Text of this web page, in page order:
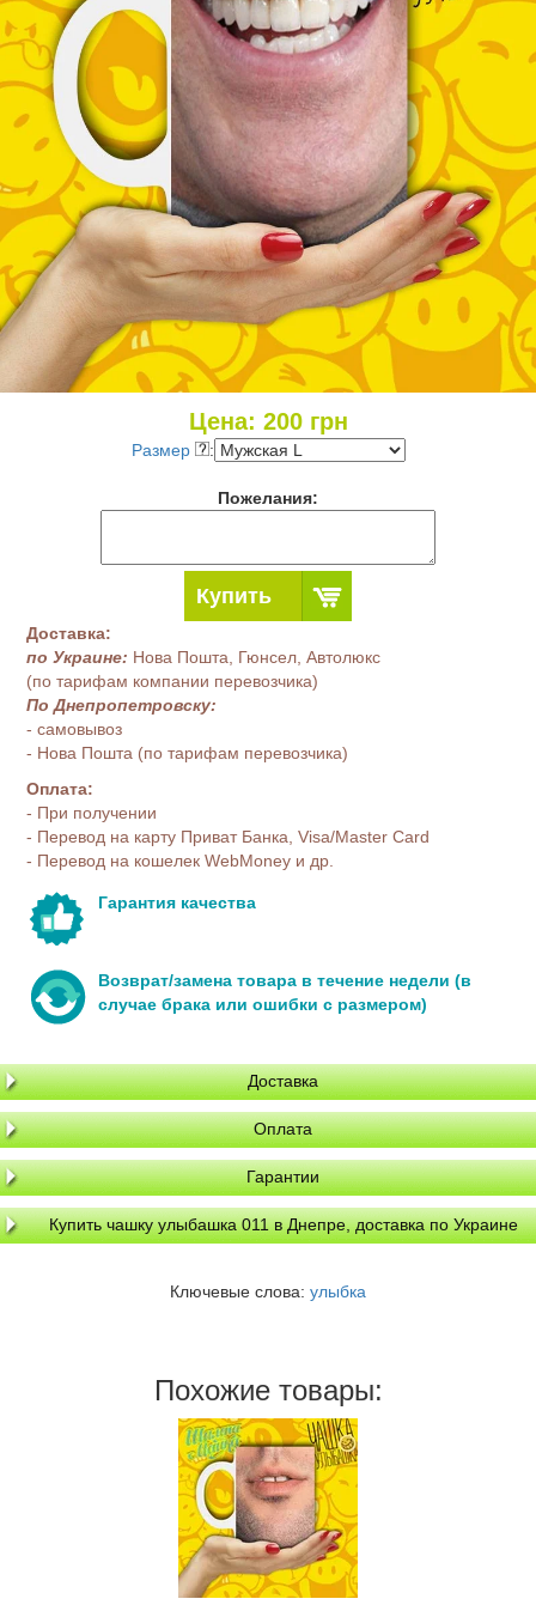
Цена: 200грн
Размер :
Пожелания:
Купить
Доставка:
по Украине: Нова Пошта, Гюнсел, Автолюкс
(по тарифам компании перевозчика)
По Днепропетровску:
- самовывоз
- Нова Пошта (по тарифам перевозчика)
Оплата:
- При получении
- Перевод на карту Приват Банка, Visa/Master Card
- Перевод на кошелек WebMoney и др.
Гарантия качества
Возврат/замена товара в течение недели (в
случае брака или ошибки с размером)
Доставка
Оплата
Гарантии
Купить чашку улыбашка 011 в Днепре, доставка по Украине
Ключевые слова: улыбка
Похожие товары: